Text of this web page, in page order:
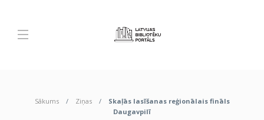
Sākums Ziņas
Skaļās lasīšanas reģionālais fināls
Daugavpilī